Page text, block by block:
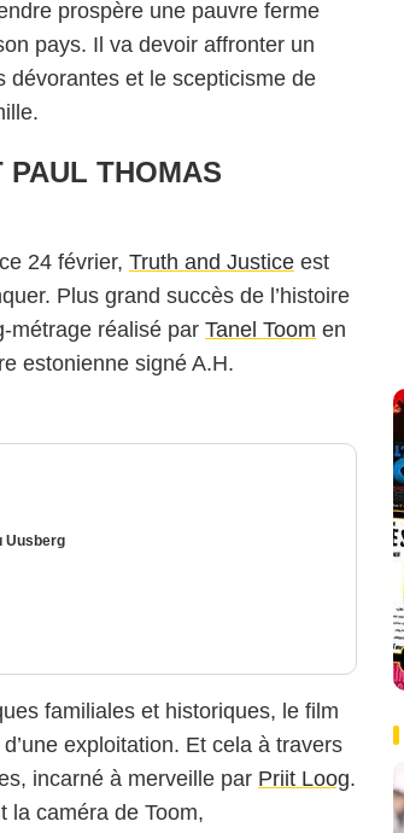
prospère une pauvre ferme
pays. Il va devoir affronter un
dévorantes et le scepticisme de
PAUL THOMAS
24 février, Truth and Justice est
Plus grand succès de l’histoire
métrage réalisé par Tanel Toom en
estonienne signé A.H.
Uusberg
familiales et historiques, le film
exploitation. Et cela à travers
incarné à merveille par Priit Loog.
la caméra de Toom,